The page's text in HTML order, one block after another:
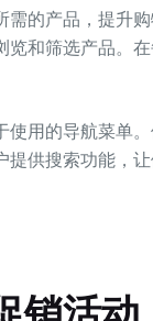
的产品，提升购
和筛选产品。
用的导航菜单。
供搜索功能，